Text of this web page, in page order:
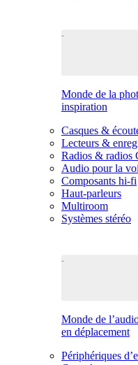
Monde de la
inspiration
Casques &
Lecteurs &
Radios & radios
Audio pour la
Composants hi-fi
Haut-parleurs
Multiroom
Systèmes stéréo
Monde de
en déplacement
Périphériques